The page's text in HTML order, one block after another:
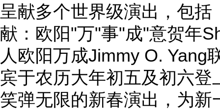
呈献多个世界级演出，包
献：欧阳"万"事"成"意贺年
人欧阳万成Jimmy O. Yang
宾于农历大年初五及初六
笑弹无限的新春演出，为